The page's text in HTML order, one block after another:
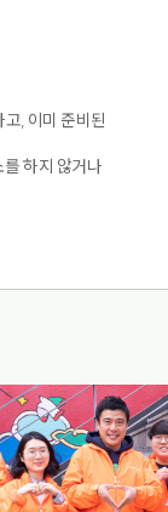
, 이미 준비된
하지 않거나